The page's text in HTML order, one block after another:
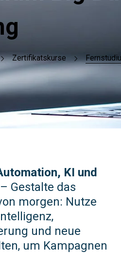
Zertifikatskurse
KI und
– Gestalte das
morgen: Nutze
und neue
um Kampagnen